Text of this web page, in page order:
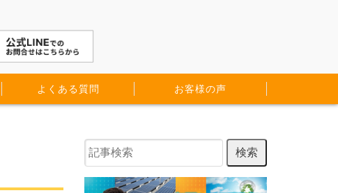
よくある質問 お客様の声